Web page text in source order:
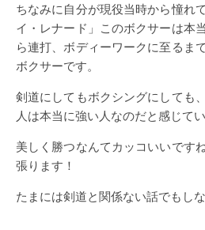
ちなみに自分が現役当時から憧れ
イ・レナード」このボクサーは本
ら連打、ボディーワークに至るま
ボクサーです。
剣道にしてもボクシングにしても
人は本当に強い人なのだと感じてい
美しく勝つなんてカッコいいで
張ります！
たまには剣道と関係ない話でもし